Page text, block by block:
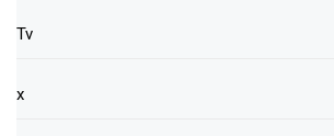
Tv
x